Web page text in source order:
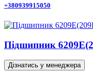
+380939915050
Підшипник
Дізнатись у менеджера